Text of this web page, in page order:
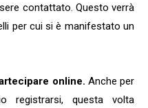
contattato. Questo verrà
per cui si è manifestato un
online. Anche per
registrarsi, questa volta